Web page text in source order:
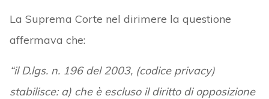
La Suprema Corte nel dirimere la questione
affermava che:
“il D.lgs. n. 196 del 2003, (codice privacy)
stabilisce: a) che è escluso il diritto di opposizione